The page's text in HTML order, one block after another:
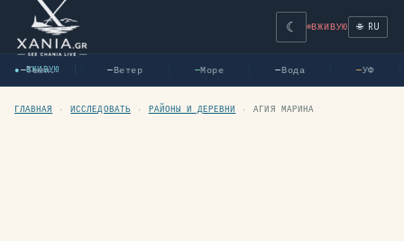
☾ ВЖИВУЮ 🌐 RU
● ВЖИВУЮ
—Темп. —Ветер Море —Вода —УФ
ГЛАВНАЯ › ИССЛЕДОВАТЬ › РАЙОНЫ И ДЕРЕВНИ › АГИЯ МАРИНА